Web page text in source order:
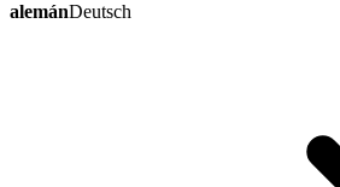
alemánDeutsch